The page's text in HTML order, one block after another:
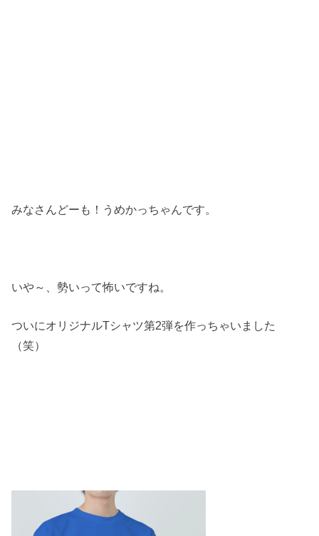
みなさんどーも！うめかっちゃんです。
いや～、勢いって怖いですね。
ついにオリジナルTシャツ第2弾を作っちゃいました
（笑）